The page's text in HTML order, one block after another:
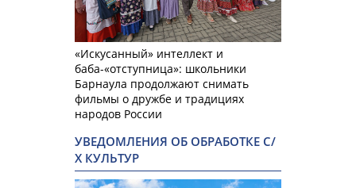
«Искусанный» интеллект и
баба-«отступница»: школьники
Барнаула продолжают снимать
фильмы о дружбе и традициях
народов России
УВЕДОМЛЕНИЯ ОБ ОБРАБОТКЕ С/
Х КУЛЬТУР